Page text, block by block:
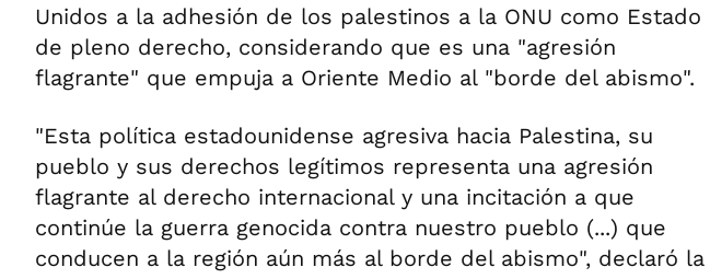
Unidos a la adhesión de los palestinos a la ONU como Estado
de pleno derecho, considerando que es una "agresión
flagrante" que empuja a Oriente Medio al "borde del abismo".
"Esta política estadounidense agresiva hacia Palestina, su
pueblo y sus derechos legítimos representa una agresión
flagrante al derecho internacional y una incitación a que
continúe la guerra genocida contra nuestro pueblo (...) que
conducen a la región aún más al borde del abismo", declaró la